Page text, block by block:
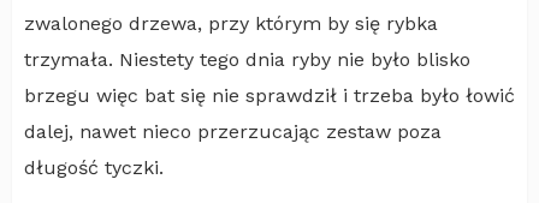
zwalonego drzewa, przy którym by się rybka
trzymała. Niestety tego dnia ryby nie było blisko
brzegu więc bat się nie sprawdził i trzeba było łowić
dalej, nawet nieco przerzucając zestaw poza
długość tyczki.